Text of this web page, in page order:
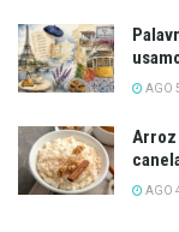
AGO
Arroz
AGO